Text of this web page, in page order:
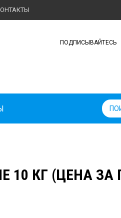
ПОДПИСЫВАЙТЕСЬ
10 КГ (ЦЕНА ЗА